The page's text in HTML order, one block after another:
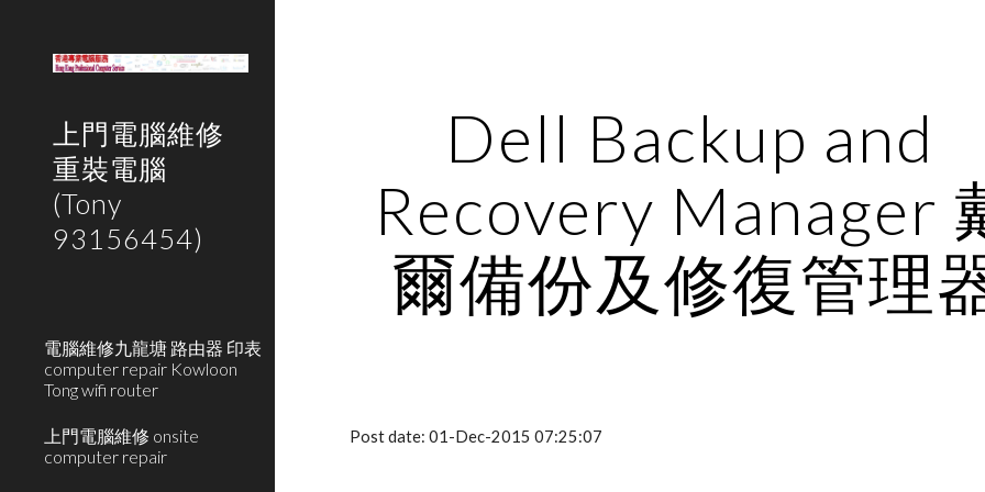
上門電腦維修
重裝電腦
(Tony
93156454)
電腦維修九龍塘 路由器 印表
computer repair Kowloon
Tong wifi router
上門電腦維修 onsite
computer repair
Dell Backup and
Recovery Manager
爾備份及修復管理
Post date: 01-Dec-2015 07:25:07